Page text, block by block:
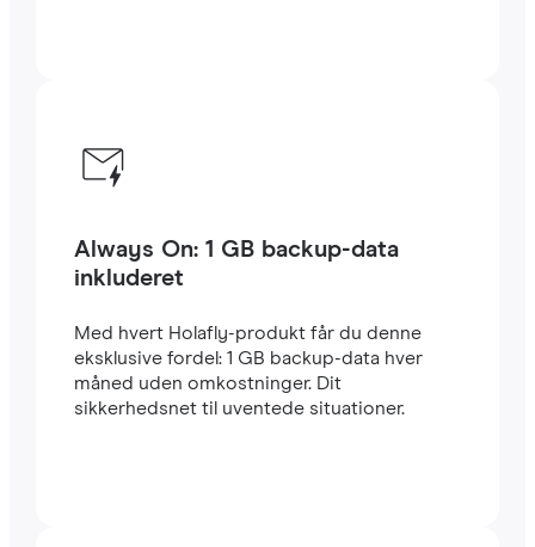
Always On: 1 GB backup-data
inkluderet
Med hvert Holafly-produkt får du denne
eksklusive fordel: 1 GB backup-data hver
måned uden omkostninger. Dit
sikkerhedsnet til uventede situationer.